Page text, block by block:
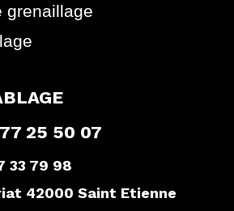
grenaillage
25 50 07
33 79 98
42000 Saint Etienne